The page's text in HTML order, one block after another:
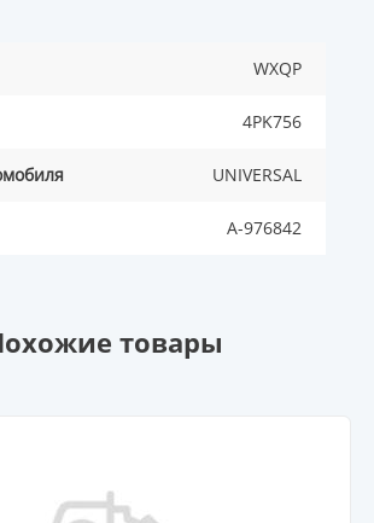
WXQP
4PK756
UNIVERSAL
A-976842
товары